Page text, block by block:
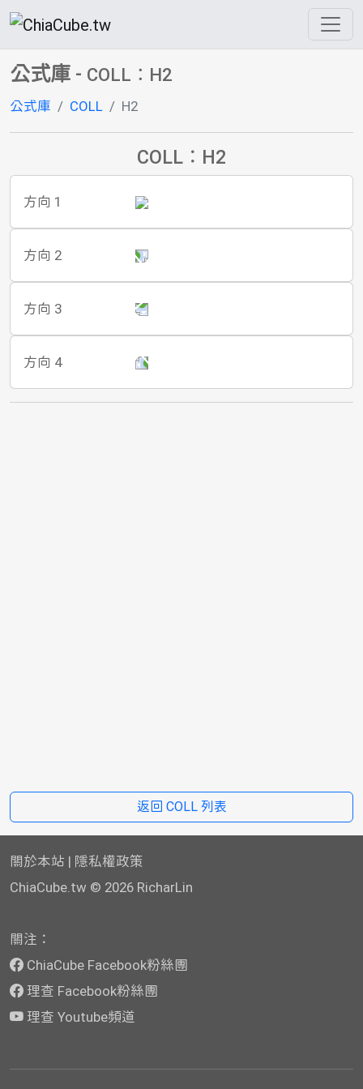
公式庫 - COLL：H2
公式庫 COLL H2
COLL：H2
方向 1
方向 2
方向 3
方向 4
返回 COLL 列表
關於本站 | 隱私權政策
ChiaCube.tw © 2026 RicharLin
關注：
ChiaCube Facebook粉絲團
理查 Facebook粉絲團
理查 Youtube頻道